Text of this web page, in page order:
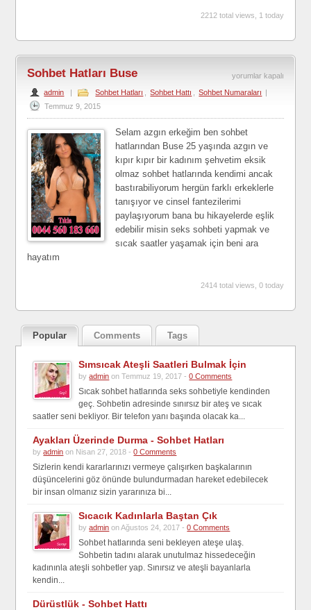
2212 total views, 1 today
Sohbet
Hatları
için
yorumlar kapalı
Sohbet Hatları Buse
admin | Sohbet Hatları Sohbet Hattı Sohbet Numaraları |
Temmuz 9, 2015
Selam azgın erkeğim ben sohbet
hatlarından Buse 25 yaşında azgın ve
kıpır kıpır bir kadınım şehvetim eksik
olmaz sohbet hatlarında kendimi ancak
bastırabiliyorum hergün farklı erkeklerle
tanışıyor ve cinsel fantezilerimi
paylaşıyorum bana bu hikayelerde eşlik
edebilir misin seks sohbeti yapmak ve
sıcak saatler yaşamak için beni ara
hayatım
2414 total views, 0 today
Popular Comments Tags
Sımsıcak Ateşli Saatleri Bulmak İçin
byadmin on Temmuz 19, 2017 -0 Comments
Sıcak sohbet hatlarında seks sohbetiyle kendinden
geç. Sohbetin adresinde sınırsız bir ateş ve sıcak
saatler seni bekliyor. Bir telefon yanı başında olacak ka...
Ayakları Üzerinde Durma - Sohbet Hatları
byadmin on Nisan 27, 2018 -0 Comments
Sizlerin kendi kararlarınızı vermeye çalışırken başkalarının
düşüncelerini göz önünde bulundurmadan hareket edebilecek
bir insan olmanız sizin yararınıza bi...
Sıcacık Kadınlarla Baştan Çık
byadmin on Ağustos 24, 2017 -0 Comments
Sohbet hatlarında seni bekleyen ateşe ulaş.
Sohbetin tadını alarak unutulmaz hissedeceğin
kadınınla ateşli sohbetler yap. Sınırsız ve ateşli bayanlarla
kendin...
Dürüstlük - Sohbet Hattı